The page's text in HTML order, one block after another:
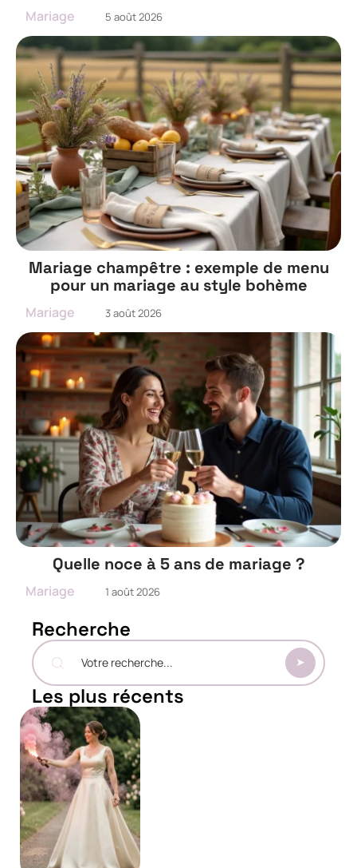
Mariage 5 août 2026
Mariage champêtre : exemple de menu
pour un mariage au style bohème
Mariage 3 août 2026
Quelle noce à 5 ans de mariage ?
Mariage 1 août 2026
Recherche
Les plus récents